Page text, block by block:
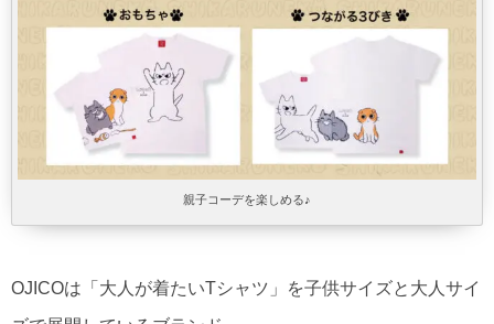
親子コーデを楽しめる♪
OJICOは「大人が着たいTシャツ」を子供サイズと大人サイ